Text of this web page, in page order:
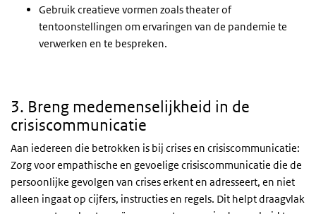
Gebruik creatieve vormen zoals theater of
tentoonstellingen om ervaringen van de pandemie te
verwerken en te bespreken.
3. Breng medemenselijkheid in de
crisiscommunicatie
Aan iedereen die betrokken is bij crises en crisiscommunicatie:
Zorg voor empathische en gevoelige crisiscommunicatie die de
persoonlijke gevolgen van crises erkent en adresseert, en niet
alleen ingaat op cijfers, instructies en regels. Dit helpt draagvlak